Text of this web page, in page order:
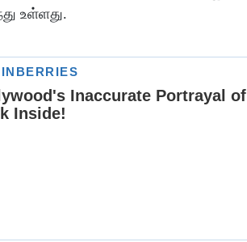
உள்ளது.